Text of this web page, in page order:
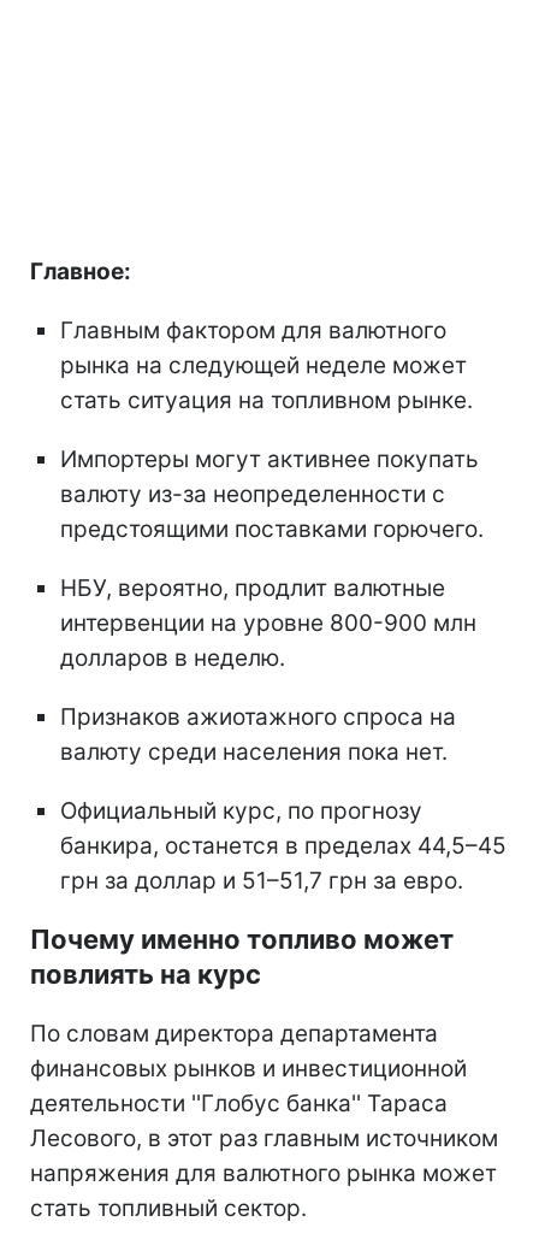
Главное:
Главным фактором для валютного
рынка на следующей неделе может
стать ситуация на топливном рынке.
Импортеры могут активнее покупать
валюту из-за неопределенности с
предстоящими поставками горючего.
НБУ, вероятно, продлит валютные
интервенции на уровне 800-900 млн
долларов в неделю.
Признаков ажиотажного спроса на
валюту среди населения пока нет.
Официальный курс, по прогнозу
банкира, останется в пределах 44,5–45
грн за доллар и 51–51,7 грн за евро.
Почему именно топливо может
повлиять на курс
По словам директора департамента
финансовых рынков и инвестиционной
деятельности ''Глобус банка'' Тараса
Лесового, в этот раз главным источником
напряжения для валютного рынка может
стать топливный сектор.